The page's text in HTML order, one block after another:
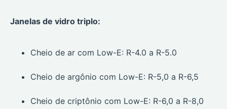
Janelas de vidro triplo:
Cheio de ar com Low-E: R-4.0 a R-5.0
Cheio de argônio com Low-E: R-5,0 a R-6,5
Cheio de criptônio com Low-E: R-6,0 a R-8,0